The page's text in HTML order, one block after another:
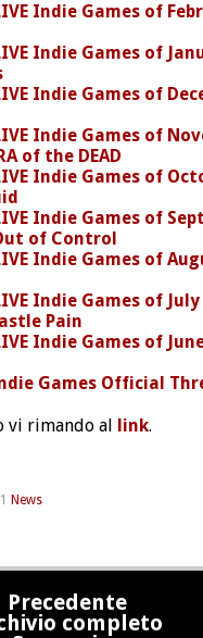
Indie Games of
Indie Games of
Indie Games of
Indie Games of
of the DEAD
Indie Games of
Indie Games of
of Control
Indie Games of
Indie Games of
Pain
Indie Games of
Games Official
vi rimando al link.
News
Precedente
completo